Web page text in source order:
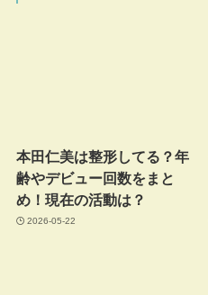
本田仁美は整形してる？年
齢やデビュー回数をまと
め！現在の活動は？
2026-05-22